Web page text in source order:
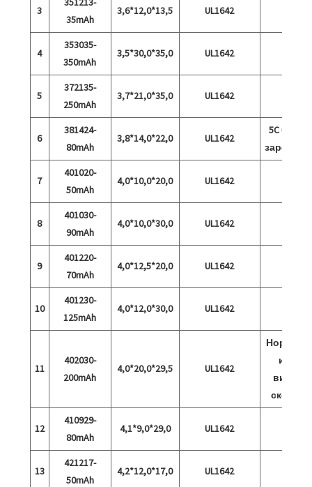
3
35mAh
3,6*12,0*13,5 UL1642
4
353035-
350mAh
3,5*30,0*35,0 UL1642
5
372135-
250mAh
3,7*21,0*35,0 UL1642
6
381424-
80mAh
3,8*14,0*22,0 UL1642
5C бързо
7
401020-
50mAh
4,0*10,0*20,0 UL1642
8
401030-
90mAh
4,0*10,0*30,0 UL1642
9
401220-
70mAh
4,0*12,5*20,0 UL1642
10
401230-
125mAh
4,0*12,0*30,0 UL1642
11
402030-
200mAh
4,0*20,0*29,5 UL1642
и 15C
висока
скорост
12
410929-
80mAh
4,1*9,0*29,0 UL1642
13
421217-
50mAh
4,2*12,0*17,0 UL1642